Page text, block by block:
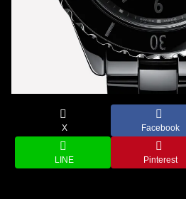
X Facebook
LINE Pinterest